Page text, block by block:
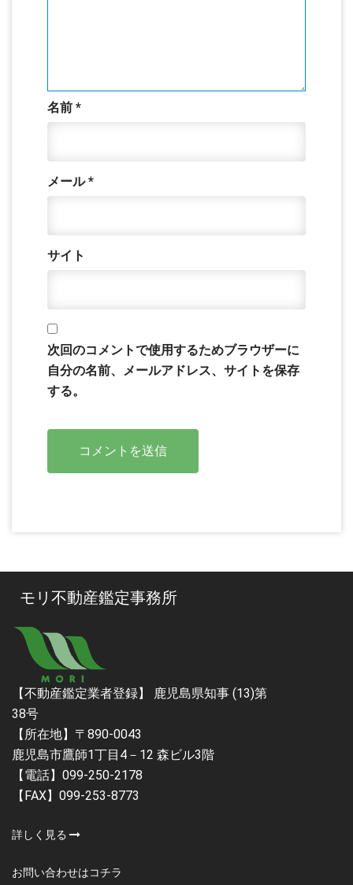
名前 *
メール*
サイト
次回のコメントで使用するためブラウザーに
自分の名前、メールアドレス、サイトを保存
する。
モリ不動産鑑定事務所
【不動産鑑定業者登録】 鹿児島県知事 (13)第
38号
【所在地】〒890-0043
鹿児島市鷹師1丁目4－12 森ビル3階
【電話】099-250-2178
【FAX】099-253-8773
詳しく見る
お問い合わせはコチラ